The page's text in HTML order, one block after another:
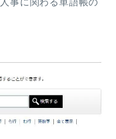
事に関わる単語帳の